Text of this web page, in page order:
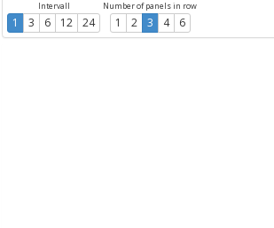
Intervall
1 3 6 12 24
Number of panels in row
1 2 3 4 6